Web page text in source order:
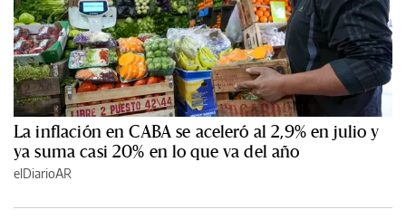
La inflación en CABA se aceleró al 2,9% en julio y
ya suma casi 20% en lo que va del año
elDiarioAR